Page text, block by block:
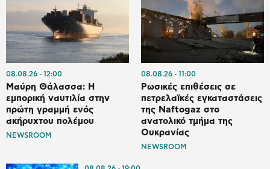
08.08.26 12:00
Μαύρη Θάλασσα: Η
εμπορική ναυτιλία στην
πρώτη γραμμή ενός
ακήρυχτου πολέμου
NEWSROOM
08.08.26 11:00
Ρωσικές επιθέσεις σε
πετρελαϊκές εγκαταστάσεις
της Naftogaz στο
ανατολικό τμήμα της
Ουκρανίας
NEWSROOM